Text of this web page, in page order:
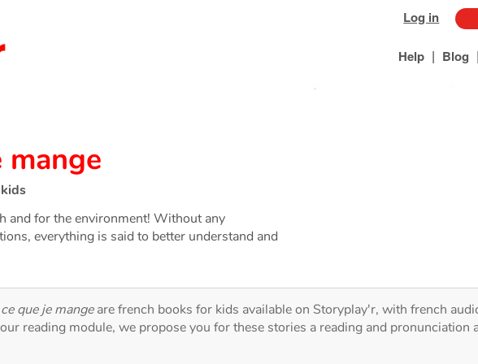
Log in
Help | Blog |
mange
and for the environment! Without any
everything is said to better understand and
que je mangeare french books for kids available on Storyplay'r, with french
reading module, we propose you for these stories a reading and pronunciation